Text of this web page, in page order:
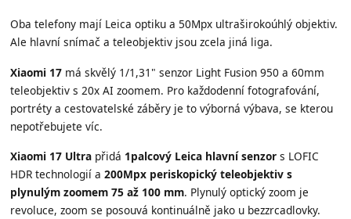
Oba telefony mají Leica optiku a 50Mpx ultraširokoúhlý objektiv.
Ale hlavní snímač a teleobjektiv jsou zcela jiná liga.
Xiaomi 17 má skvělý 1/1,31" senzor Light Fusion 950 a 60mm
teleobjektiv s 20x AI zoomem. Pro každodenní fotografování,
portréty a cestovatelské záběry je to výborná výbava, se kterou
nepotřebujete víc.
Xiaomi 17 Ultra přidá 1palcový Leica hlavní senzor s LOFIC
HDR technologií a200Mpx periskopický teleobjektiv s
plynulým zoomem 75 až 100 mm. Plynulý optický zoom je
revoluce, zoom se posouvá kontinuálně jako u bezzrcadlovky.